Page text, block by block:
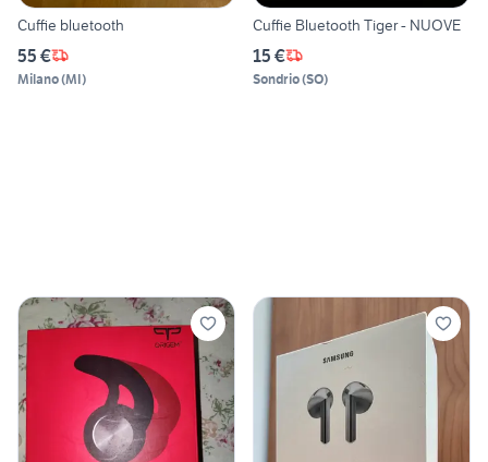
Cuffie bluetooth
55 €
Milano(MI)
Cuffie Bluetooth Tiger - NUOVE
15 €
Sondrio(SO)